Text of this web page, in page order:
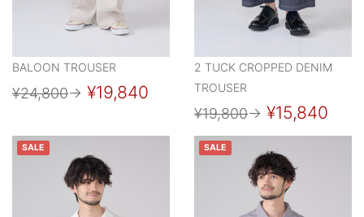
BALOON TROUSER
¥24,800→ ¥19,840
2 TUCK CROPPED DENIM
TROUSER
¥19,800→ ¥15,840
SALE SALE